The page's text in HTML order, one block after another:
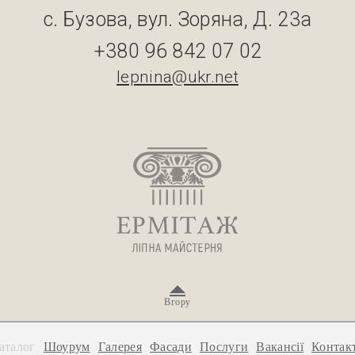
с. Бузова, вул. Зоряна, Д. 23а
+380 96 842 07 02
lepnina@ukr.net
Вгору
Шоурум Галерея Фасади Послуги Вакансії